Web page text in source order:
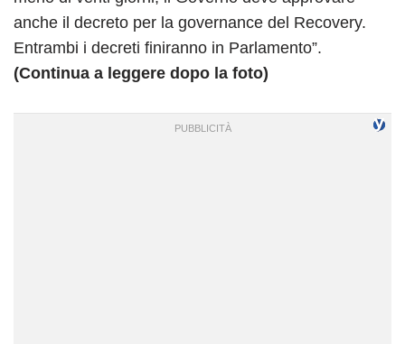
anche il decreto per la governance del Recovery.
Entrambi i decreti finiranno in Parlamento”.
(Continua a leggere dopo la foto)